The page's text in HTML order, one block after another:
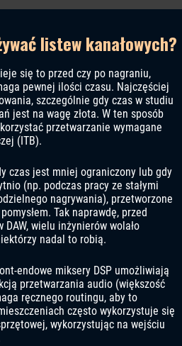
listew kanałowych?
się to przed czy po nagraniu,
pewnej ilości czasu. Najczęściej
szczególnie gdy czas w studiu
jest na wagę złota. W ten sposób
przetwarzanie wymagane
(ITB).
czas jest mniej ograniczony lub gdy
(np. podczas pracy ze stałymi
nagrywania), przetworzone
Tak naprawdę, przed
wielu inżynierów wolało
nadal to robią.
endowe miksery DSP umożliwiają
przetwarzania audio (większość
ręcznego routingu, aby to
często wykorzystuje się
wykorzystując na wejściu